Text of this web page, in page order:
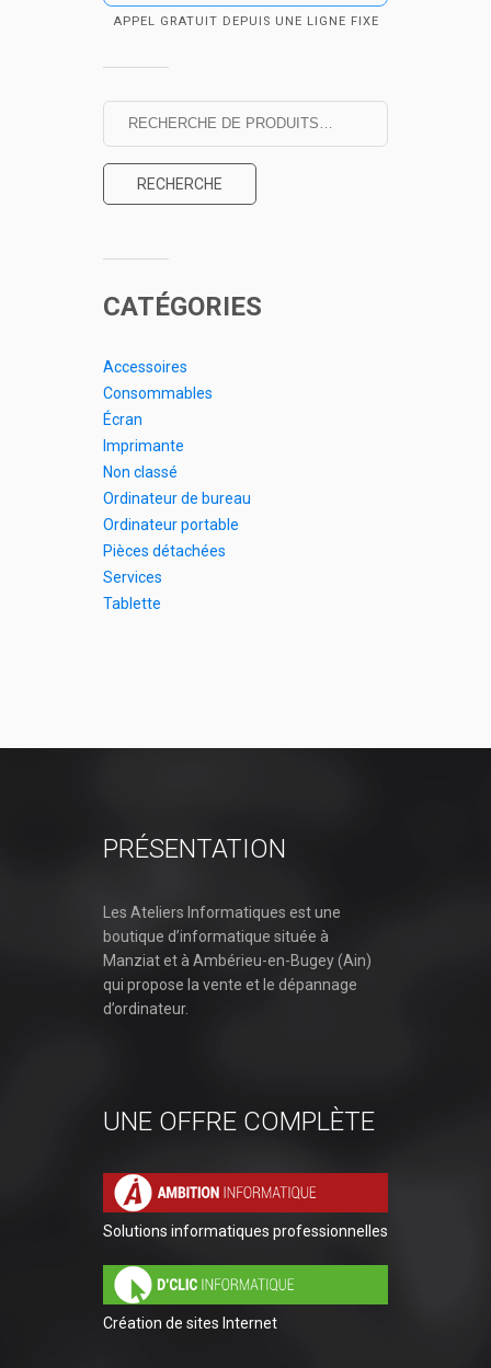
APPEL GRATUIT DEPUIS UNE LIGNE FIXE
RECHERCHE
CATÉGORIES
Accessoires
Consommables
Écran
Imprimante
Non classé
Ordinateur de bureau
Ordinateur portable
Pièces détachées
Services
Tablette
PRÉSENTATION
Les Ateliers Informatiques est une
boutique d’informatique située à
Manziat et à Ambérieu-en-Bugey (Ain)
qui propose la vente et le dépannage
d’ordinateur.
UNE OFFRE COMPLÈTE
Solutions informatiques professionnelles
Création de sites Internet